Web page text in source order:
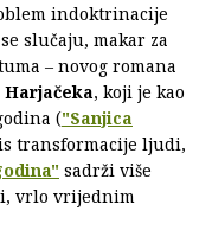
indoktrinacije
slučaju, makar za
– novog romana
, koji je kao
("Sanjica
transformacije ljudi,
sadrži više
vrlo vrijednim